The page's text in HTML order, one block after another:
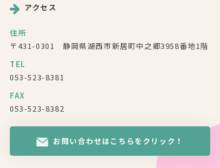
アクセス
住所
〒431-0301 静岡県湖西市新居町中之郷3958番地1階
TEL
053-523-8381
FAX
053-523-8382
お問い合わせはこちらをクリック！